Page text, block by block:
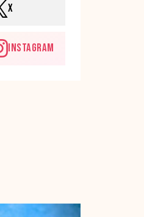
X
INSTAGRAM